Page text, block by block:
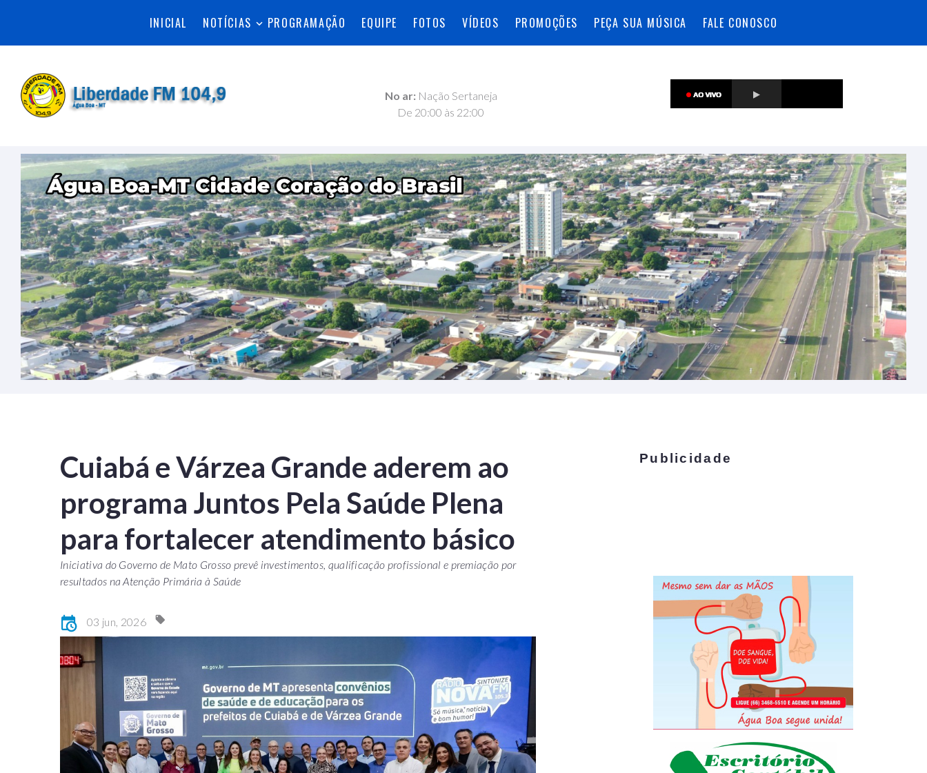
INICIAL NOTÍCIAS PROGRAMAÇÃO EQUIPE FOTOS VÍDEOS PROMOÇÕES PEÇA SUA MÚSICA FALE CONOSCO
No ar: Nação Sertaneja
De 20:00 às 22:00
Cuiabá e Várzea Grande aderem ao
programa Juntos Pela Saúde Plena
para fortalecer atendimento básico
Iniciativa do Governo de Mato Grosso prevê investimentos, qualificação profissional e premiação por
resultados na Atenção Primária à Saúde
03 jun, 2026
Publicidade